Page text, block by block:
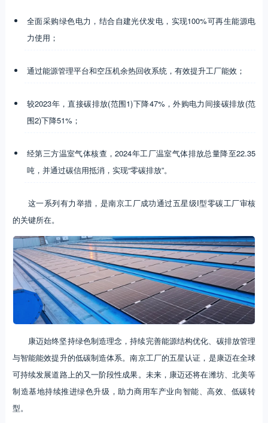
全面采购绿色电力，结合自建光伏发电，实现100%可再生能源电
力使用；
通过能源管理平台和空压机余热回收系统，有效提升工厂能效；
较2023年，直接碳排放(范围1)下降47%，外购电力间接碳排放(范
围2)下降51%；
经第三方温室气体核查，2024年工厂温室气体排放总量降至22.35
吨，并通过碳信用抵消，实现“零碳排放”。
这一系列有力举措，是南京工厂成功通过五星级I型零碳工厂审核
的关键所在。
康迈始终坚持绿色制造理念，持续完善能源结构优化、碳排放管理
与智能能效提升的低碳制造体系。南京工厂的五星认证，是康迈在全球
可持续发展道路上的又一阶段性成果。未来，康迈还将在潍坊、北美等
制造基地持续推进绿色升级，助力商用车产业向智能、高效、低碳转
型。